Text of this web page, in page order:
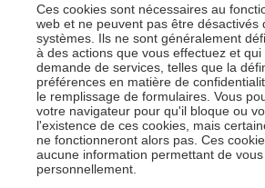
Ces cookies sont nécessaires au
web et ne peuvent pas être désactivés
systèmes. Ils ne sont généralement
à des actions que vous effectuez et
demande de services, telles que la
préférences en matière de
le remplissage de formulaires. Vous
votre navigateur pour qu'il bloque ou
l'existence de ces cookies, mais
ne fonctionneront alors pas. Ces
aucune information permettant de
personnellement.